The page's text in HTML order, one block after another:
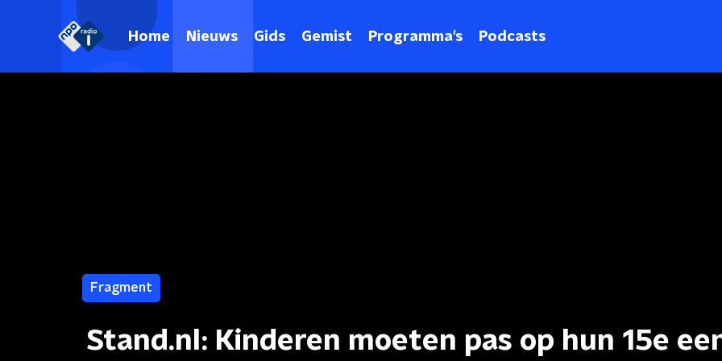
Home Nieuws Gids Gemist Programma's Podcasts
Fragment
Stand.nl: Kinderen moeten pas op hun 15e